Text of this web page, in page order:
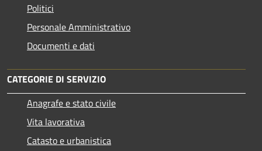
Politici
Personale Amministrativo
Documenti e dati
CATEGORIE DI SERVIZIO
Anagrafe e stato civile
Vita lavorativa
Catasto e urbanistica